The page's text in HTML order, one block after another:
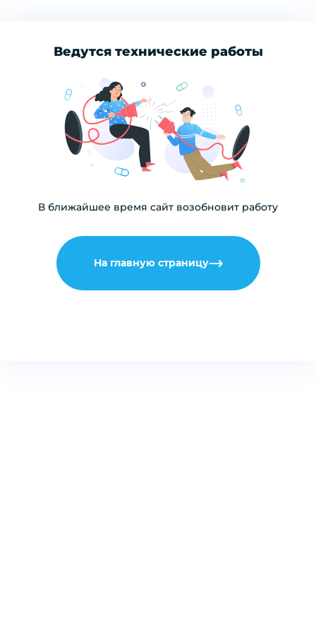
Ведутся технические работы
В ближайшее время сайт возобновит работу
На главную страницу